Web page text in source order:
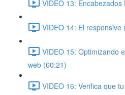
VIDEO 13:
VIDEO 14: El responsive
VIDEO 15: Optimizando
web (60:21)
VIDEO 16: Verifica que